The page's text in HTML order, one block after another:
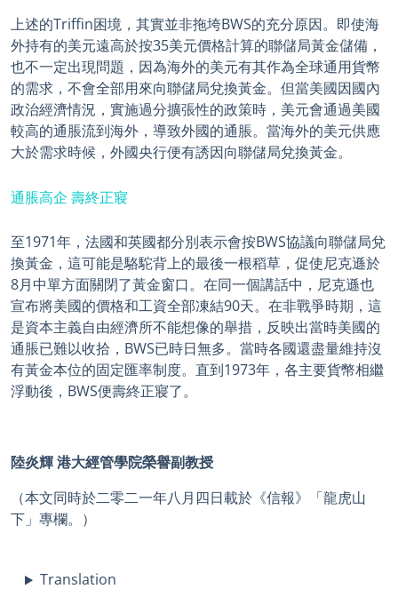
上述的Triffin困境，其實並非拖垮BWS的充分原因。即使海
外持有的美元遠高於按35美元價格計算的聯儲局黃金儲備，
也不一定出現問題，因為海外的美元有其作為全球通用貨幣
的需求，不會全部用來向聯儲局兌換黃金。但當美國因國內
政治經濟情況，實施過分擴張性的政策時，美元會通過美國
較高的通脹流到海外，導致外國的通脹。當海外的美元供應
大於需求時候，外國央行便有誘因向聯儲局兌換黃金。
通脹高企 壽終正寢
至1971年，法國和英國都分別表示會按BWS協議向聯儲局兌
換黃金，這可能是駱駝背上的最後一根稻草，促使尼克遜於
8月中單方面關閉了黃金窗口。在同一個講話中，尼克遜也
宣布將美國的價格和工資全部凍結90天。在非戰爭時期，這
是資本主義自由經濟所不能想像的舉措，反映出當時美國的
通脹已難以收拾，BWS已時日無多。當時各國還盡量維持沒
有黃金本位的固定匯率制度。直到1973年，各主要貨幣相繼
浮動後，BWS便壽終正寢了。
陸炎輝 港大經管學院榮譽副教授
（本文同時於二零二一年八月四日載於《信報》「龍虎山
下」專欄。）
Translation